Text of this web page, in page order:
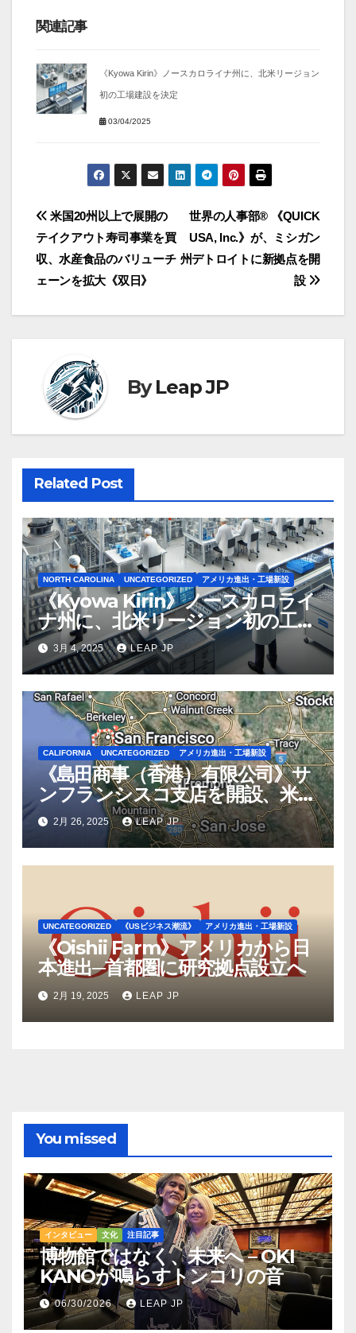
関連記事
《Kyowa Kirin》ノースカロライナ州に、北米リージョン
初の工場建設を決定
03/04/2025
投
稿
ナ
ビ
ー
シ
ン
世界の人事部® 《QUICK
USA, Inc.》が、ミシガン
州デトロイトに新拠点を開
設
米国20州以上で展開の
テイクアウト寿司事業を買
収、水産食品のバリューチ
ェーンを拡大《双日》
ByLeap JP
Related Post
NORTH CAROLINA UNCATEGORIZED アメリカ進出・工場新設
《Kyowa Kirin》ノースカロライ
ナ州に、北米リージョン初の工場
建設を決定
3月 4, 2025 LEAP JP
CALIFORNIA UNCATEGORIZED アメリカ進出・工場新設
《島田商事（香港）有限公司》サ
ンフランシスコ支店を開設、米国
2拠点で営業体制を強化へ
2月 26, 2025 LEAP JP
UNCATEGORIZED 《USビジネス潮流》 アメリカ進出・工場新設
《Oishii Farm》アメリカから日
本進出─首都圏に研究拠点設立へ
2月 19, 2025 LEAP JP
You missed
インタビュー 文化 注目記事
博物館ではなく、未来へ – OKI
KANOが鳴らすトンコリの音
06/30/2026 LEAP JP